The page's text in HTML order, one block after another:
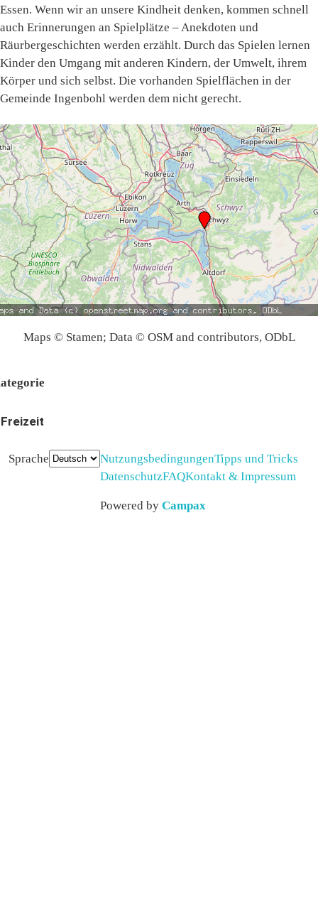
Essen. Wenn wir an unsere Kindheit denken, kommen schnell
auch Erinnerungen an Spielplätze – Anekdoten und
Räurbergeschichten werden erzählt. Durch das Spielen lernen
Kinder den Umgang mit anderen Kindern, der Umwelt, ihrem
Körper und sich selbst. Die vorhanden Spielflächen in der
Gemeinde Ingenbohl werden dem nicht gerecht.
Maps © Stamen; Data © OSM and contributors, ODbL
Freizeit
Sprache NutzungsbedingungenTipps und Tricks
DatenschutzFAQKontakt & Impressum
Powered by Campax